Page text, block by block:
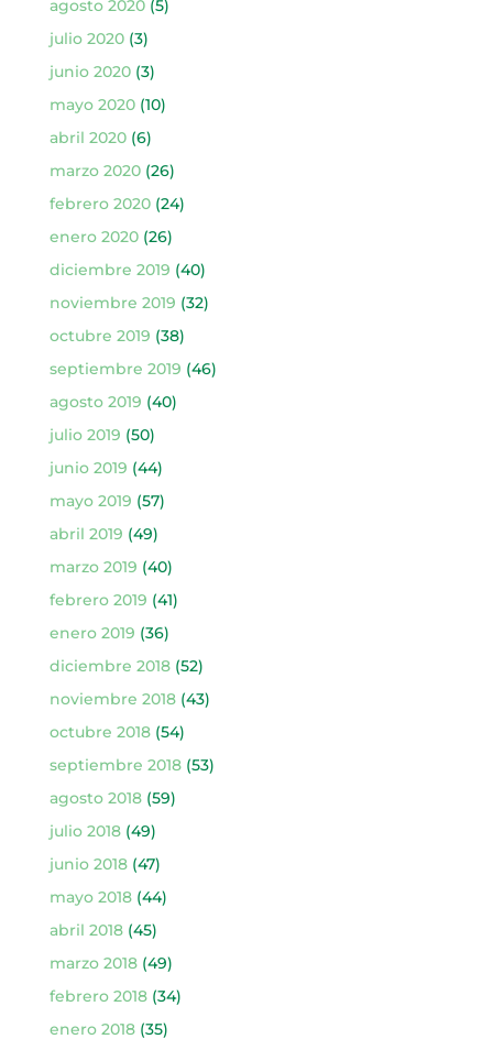
agosto 2020(5)
julio 2020(3)
junio 2020(3)
mayo 2020(10)
abril 2020(6)
marzo 2020(26)
febrero 2020(24)
enero 2020(26)
diciembre 2019 (40)
noviembre 2019 (32)
octubre 2019 (38)
septiembre 2019 (46)
agosto 2019 (40)
julio 2019 (50)
junio 2019 (44)
mayo 2019 (57)
abril 2019 (49)
marzo 2019 (40)
febrero 2019 (41)
enero 2019 (36)
diciembre 2018(52)
noviembre 2018(43)
octubre 2018(54)
septiembre 2018(53)
agosto 2018(59)
julio 2018(49)
junio 2018(47)
mayo 2018(44)
abril 2018(45)
marzo 2018(49)
febrero 2018(34)
enero 2018(35)